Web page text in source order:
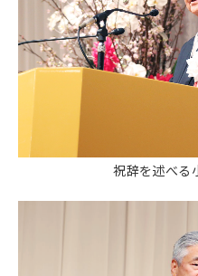
祝辞を述べる